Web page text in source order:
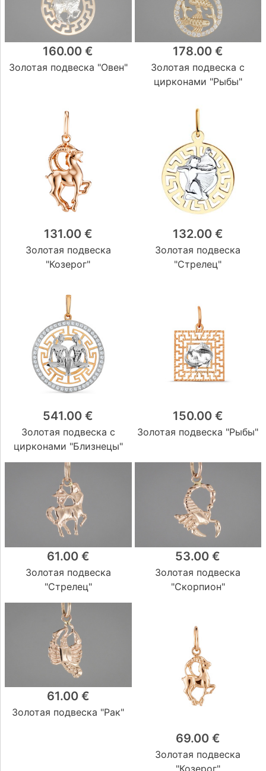
160.00 €
Золотая подвеска "Овен"
178.00 €
Золотая подвеска с
цирконами "Рыбы"
131.00 €
Золотая подвеска
"Козерог"
132.00 €
Золотая подвеска
"Стрелец"
541.00 €
Золотая подвеска с
цирконами "Близнецы"
150.00 €
Золотая подвеска "Рыбы"
61.00 €
Золотая подвеска
"Стрелец"
53.00 €
Золотая подвеска
"Скорпион"
61.00 €
Золотая подвеска "Рак"
69.00 €
Золотая подвеска